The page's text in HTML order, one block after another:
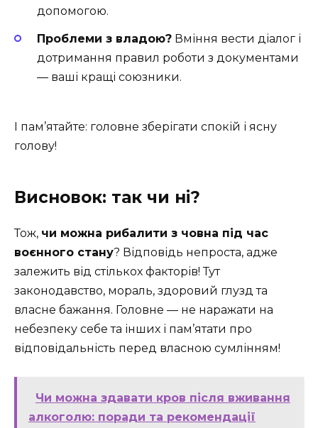
допомогою.
Проблеми з владою? Вміння вести діалог і
дотримання правил роботи з документами
— ваші кращі союзники.
І пам’ятайте: головне зберігати спокій і ясну
голову!
Висновок: так чи ні?
Тож, чи можна рибалити з човна під час
воєнного стану? Відповідь непроста, адже
залежить від стількох факторів! Тут
законодавство, мораль, здоровий глузд та
власне бажання. Головне — не наражати на
небезпеку себе та інших і пам’ятати про
відповідальність перед власною сумлінням!
Чи можна здавати кров після вживання
алкоголю: поради та рекомендації